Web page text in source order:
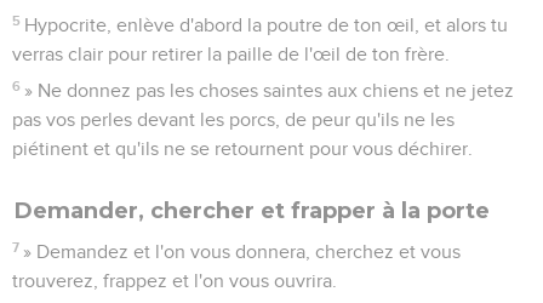
5 Hypocrite, enlève d'abord la poutre de ton œil, et alors tu
verras clair pour retirer la paille de l'œil de ton frère.
6 » Ne donnez pas les choses saintes aux chiens et ne jetez
pas vos perles devant les porcs, de peur qu'ils ne les
piétinent et qu'ils ne se retournent pour vous déchirer.
Demander, chercher et frapper à la porte
7 » Demandez et l'on vous donnera, cherchez et vous
trouverez, frappez et l'on vous ouvrira.